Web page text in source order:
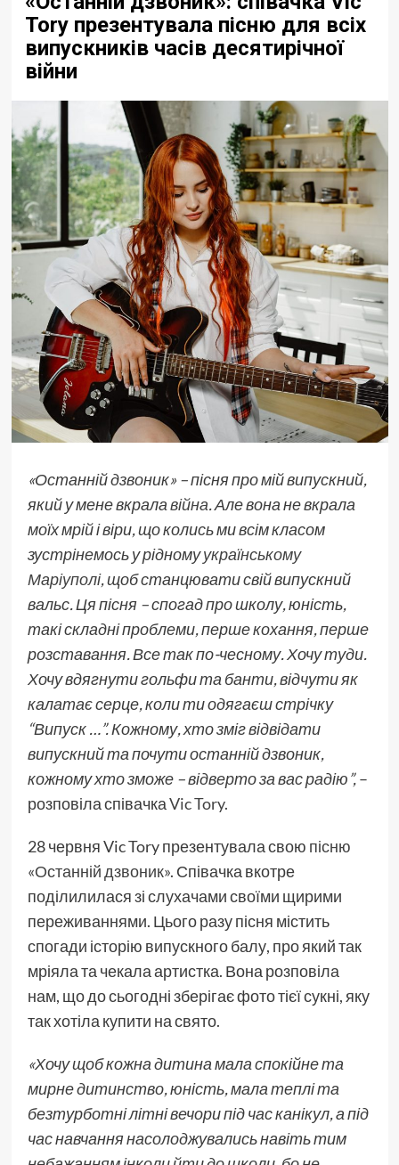
Tory презентувала пісню для всіх
випускників часів десятирічної
війни
«Останній дзвоник» – пісня про мій випускний,
який у мене вкралавійна. Але вона не вкрала
моїх мрій і віри, що колись ми всім класом
зустрінемось у рідномуукраїнському
Маріуполі, щоб станцювати свій випускний
вальс. Ця пісня – спогад про школу, юність,
такі складні проблеми, перше кохання, перше
розставання. Все так по-чесному. Хочу туди.
Хочу вдягнути гольфи та банти, відчути як
калатає серце, коли ти одягаєш стрічку
“Випуск …”. Кожному, хто зміг відвідати
випускний та почути останній дзвоник,
кожному хто зможе – відверто за вас радію”,–
розповіла співачкаVic Tory.
28 червня Vic Tory презентувала свою пісню
«Останній дзвоник». Співачка вкотре
поділилилася зі слухачами своїми щирими
переживаннями. Цього разу пісня містить
спогади історію випускного балу, про який так
мріяла та чекала артистка. Вона розповіла
нам, що до сьогодні зберігає фото тієї сукні, яку
так хотіла купити на свято.
«Хочу щоб кожна дитина мала спокійне та
мирне дитинство, юність, мала теплі та
безтурботні літні вечори під час канікул, а під
час навчання насолоджувались навіть тим